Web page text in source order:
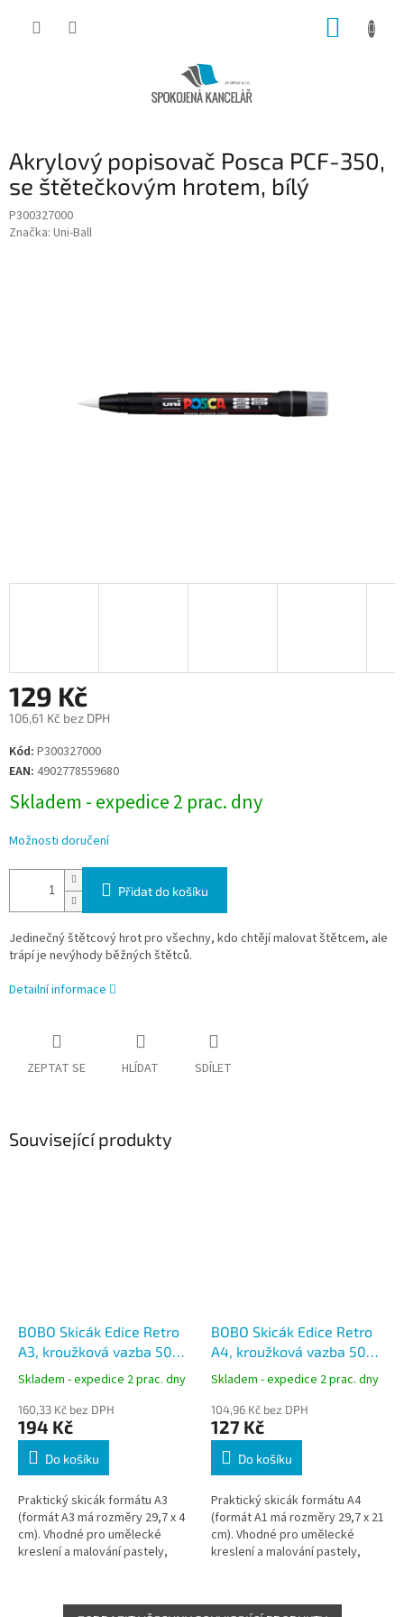
Akrylový popisovač Posca PCF-350,
se štětečkovým hrotem, bílý
P300327000
Značka: Uni-Ball
129 Kč
106,61 Kč bez DPH
Měrná
cena:
Kód: P300327000
EAN: 4902778559680
Skladem - expedice 2 prac. dny
Možnosti doručení
Přidat do košíku
Jedinečný štětcový hrot pro všechny, kdo chtějí malovat štětcem, ale
trápí je nevýhody běžných štětců.
Detailní informace
ZEPTAT SE HLÍDAT SDÍLET
Související produkty
BOBO Skicák Edice Retro
A3, kroužková vazba 50
listů
Skladem - expedice 2 prac. dny
160,33 Kč bez DPH
194 Kč
Do košíku
Praktický skicák formátu A3
(formát A3 má rozměry 29,7 x 4
cm). Vhodné pro umělecké
kreslení a malování pastely,
BOBO Skicák Edice Retro
A4, kroužková vazba 50
listů
Skladem - expedice 2 prac. dny
104,96 Kč bez DPH
127 Kč
Do košíku
Praktický skicák formátu A4
(formát A1 má rozměry 29,7 x 21
cm). Vhodné pro umělecké
kreslení a malování pastely,